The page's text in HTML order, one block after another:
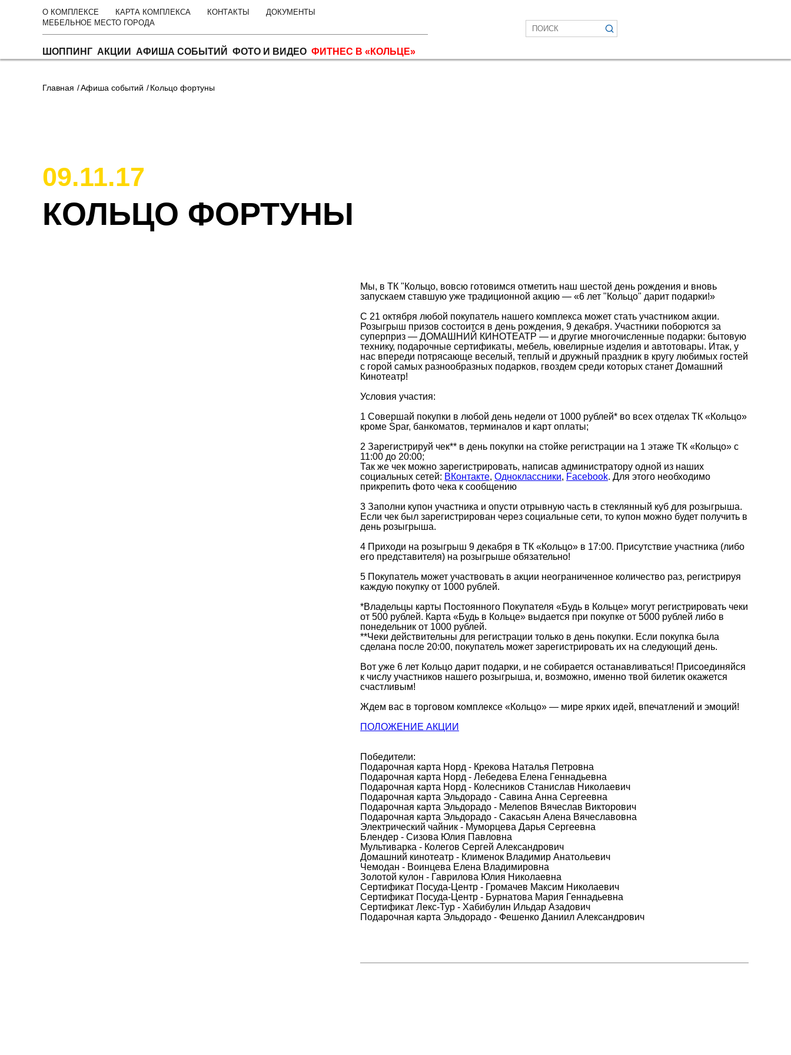
О КОМПЛЕКСЕ КАРТА КОМПЛЕКСА КОНТАКТЫ
ДОКУМЕНТЫ
МЕБЕЛЬНОЕ МЕСТО ГОРОДА
ШОППИНГ АКЦИИ АФИША СОБЫТИЙ ФОТО И ВИДЕО ФИТНЕС В «КОЛЬЦЕ»
Главная Афиша событий Кольцо фортуны
09.11.17
КОЛЬЦО ФОРТУНЫ
Мы, в ТК "Кольцо, вовсю готовимся отметить наш шестой день рождения и вновь
запускаем ставшую уже традиционной акцию — «6 лет "Кольцо" дарит подарки!»
С 21 октября любой покупатель нашего комплекса может стать участником акции.
Розыгрыш призов состоится в день рождения, 9 декабря. Участники поборются за
суперприз — ДОМАШНИЙ КИНОТЕАТР — и другие многочисленные подарки: бытовую
технику, подарочные сертификаты, мебель, ювелирные изделия и автотовары. Итак, у
нас впереди потрясающе веселый, теплый и дружный праздник в кругу любимых гостей
с горой самых разнообразных подарков, гвоздем среди которых станет Домашний
Кинотеатр!
Условия участия:
1 Совершай покупки в любой день недели от 1000 рублей* во всех отделах ТК «Кольцо»
кроме Spar, банкоматов, терминалов и карт оплаты;
2 Зарегистрируй чек** в день покупки на стойке регистрации на 1 этаже ТК «Кольцо» с
11:00 до 20:00;
Так же чек можно зарегистрировать, написав администратору одной из наших
социальных сетей: ВКонтакте, Одноклассники, Facebook. Для этого необходимо
прикрепить фото чека к сообщению
3 Заполни купон участника и опусти отрывную часть в стеклянный куб для розыгрыша.
Если чек был зарегистрирован через социальные сети, то купон можно будет получить в
день розыгрыша.
4 Приходи на розыгрыш 9 декабря в ТК «Кольцо» в 17:00. Присутствие участника (либо
его представителя) на розыгрыше обязательно!
5 Покупатель может участвовать в акции неограниченное количество раз, регистрируя
каждую покупку от 1000 рублей.
*Владельцы карты Постоянного Покупателя «Будь в Кольце» могут регистрировать чеки
от 500 рублей. Карта «Будь в Кольце» выдается при покупке от 5000 рублей либо в
понедельник от 1000 рублей.
**Чеки действительны для регистрации только в день покупки. Если покупка была
сделана после 20:00, покупатель может зарегистрировать их на следующий день.
Вот уже 6 лет Кольцо дарит подарки, и не собирается останавливаться! Присоединяйся
к числу участников нашего розыгрыша, и, возможно, именно твой билетик окажется
счастливым!
Ждем вас в торговом комплексе «Кольцо» — мире ярких идей, впечатлений и эмоций!
ПОЛОЖЕНИЕ АКЦИИ
Победители:
Подарочная карта Норд - Крекова Наталья Петровна
Подарочная карта Норд - Лебедева Елена Геннадьевна
Подарочная карта Норд - Колесников Станислав Николаевич
Подарочная карта Эльдорадо - Савина Анна Сергеевна
Подарочная карта Эльдорадо - Мелепов Вячеслав Викторович
Подарочная карта Эльдорадо - Сакасьян Алена Вячеславовна
Электрический чайник - Муморцева Дарья Сергеевна
Блендер - Сизова Юлия Павловна
Мультиварка - Колегов Сергей Александрович
Домашний кинотеатр - Клименок Владимир Анатольевич
Чемодан - Воинцева Елена Владимировна
Золотой кулон - Гаврилова Юлия Николаевна
Сертификат Посуда-Центр - Громачев Максим Николаевич
Сертификат Посуда-Центр - Бурнатова Мария Геннадьевна
Сертификат Лекс-Тур - Хабибулин Ильдар Азадович
Подарочная карта Эльдорадо - Фешенко Даниил Александрович